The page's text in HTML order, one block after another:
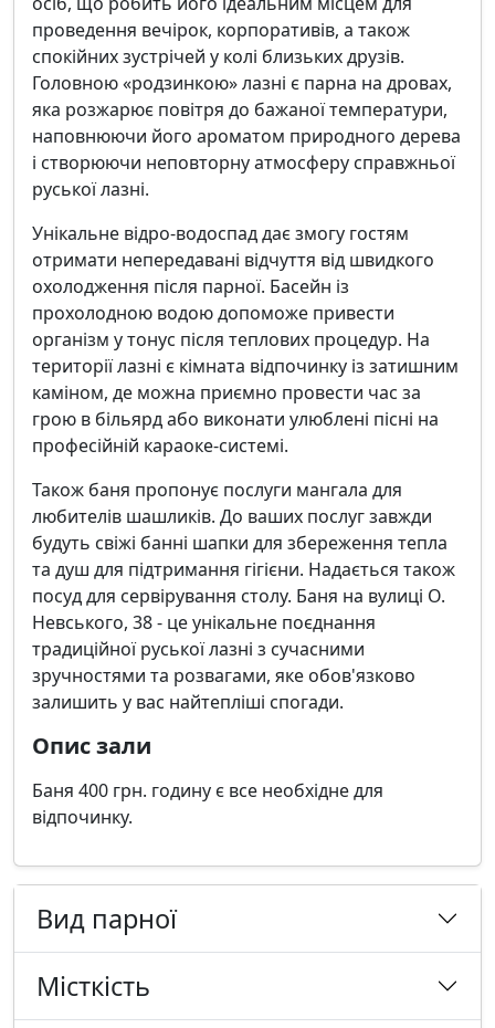
проведення вечірок, корпоративів, а також
спокійних зустрічей у колі близьких друзів.
Головною «родзинкою» лазні є парна на дровах,
яка розжарює повітря до бажаної температури,
наповнюючи його ароматом природного дерева
і створюючи неповторну атмосферу справжньої
руської лазні.
Унікальне відро-водоспад дає змогу гостям
отримати непередавані відчуття від швидкого
охолодження після парної. Басейн із
прохолодною водою допоможе привести
організм у тонус після теплових процедур. На
території лазні є кімната відпочинку із затишним
каміном, де можна приємно провести час за
грою в більярд або виконати улюблені пісні на
професійній караоке-системі.
Також баня пропонує послуги мангала для
любителів шашликів. До ваших послуг завжди
будуть свіжі банні шапки для збереження тепла
та душ для підтримання гігієни. Надається також
посуд для сервірування столу. Баня на вулиці О.
Невського, 38 - це унікальне поєднання
традиційної руської лазні з сучасними
зручностями та розвагами, яке обов'язково
залишить у вас найтепліші спогади.
Опис зали
Баня 400 грн. годину є все необхідне для
відпочинку.
Вид парної
Місткість